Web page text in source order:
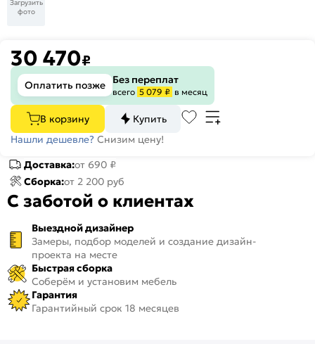
Загрузить
фото
30 470₽
Оплатить позже Без переплат
всего 5 079 ₽ в месяц
В корзину
Купить
Нашли дешевле? Снизим цену!
Доставка:от 690 ₽
Сборка:от 2 200 руб
С заботой о клиентах
Выездной дизайнер
Замеры, подбор моделей и создание дизайн-
проекта на месте
Быстрая сборка
Соберём и установим мебель
Гарантия
Гарантийный срок 18 месяцев